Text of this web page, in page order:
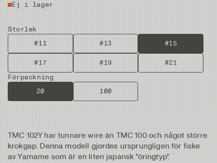
Ej i lager
Storlek
#11
#13 #15
#17 #19
#21
Förpackning
20
100
TMC 102Y har tunnare wire än TMC 100 och något större
krokgap. Denna modell gjordes ursprungligen för fiske
av Yamame som är en liten japansk "öringtyp".